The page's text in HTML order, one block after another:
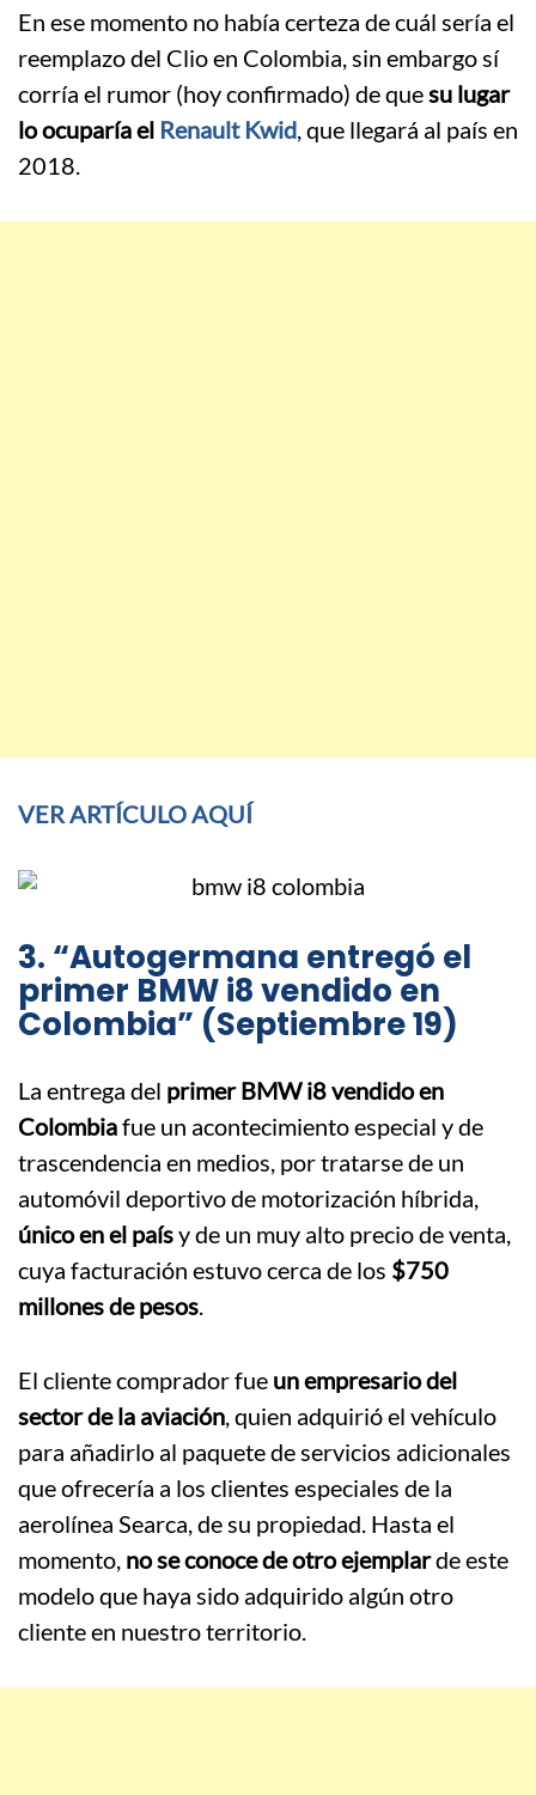
En ese momento no había certeza de cuál sería el
reemplazo del Clio en Colombia, sin embargo sí
corría el rumor (hoy confirmado) de quesu lugar
lo ocuparía el Renault Kwid, que llegará al país en
2018.
VER ARTÍCULO AQUÍ
3. “Autogermana entregó el
primer BMW i8 vendido en
Colombia” (Septiembre 19)
La entrega del primer BMW i8 vendido en
Colombiafue un acontecimiento especial y de
trascendencia en medios, por tratarse de un
automóvil deportivo de motorización híbrida,
único en el paísy de un muy alto precio de venta,
cuya facturación estuvo cerca de los $750
millones de pesos.
El cliente comprador fue un empresario del
sector de la aviación, quien adquirió el vehículo
para añadirlo al paquete de servicios adicionales
que ofrecería a los clientes especiales de la
aerolínea Searca, de su propiedad. Hasta el
momento, no se conoce de otro ejemplarde este
modelo que haya sido adquirido algún otro
cliente en nuestro territorio.